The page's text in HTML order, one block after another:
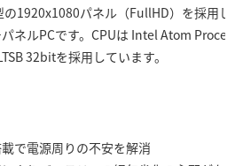
の1920x1080パネル（FullHD）を採用し
ネルPCです。CPUは Intel Atom
32bitを採用しています。
で電源周りの不安を解消